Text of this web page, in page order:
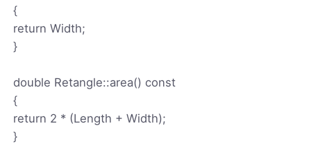
{
return Width;
}
double Retangle::area() const
{
return 2 * (Length + Width);
}